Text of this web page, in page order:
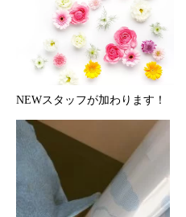
NEWスタッフが加わります！